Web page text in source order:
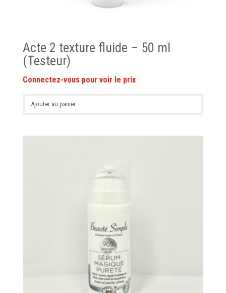
Acte 2 texture fluide – 50 ml
(Testeur)
Ajouter au panier